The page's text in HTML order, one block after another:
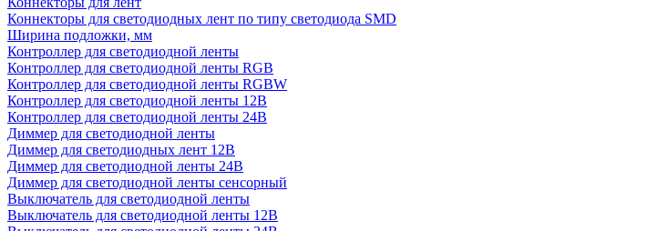
Коннекторы для светодиодных лент по типу светодиода SMD
Ширина подложки, мм
Контроллер для светодиодной ленты
Контроллер для светодиодной ленты RGB
Контроллер для светодиодной ленты RGBW
Контроллер для светодиодной ленты 12В
Контроллер для светодиодной ленты 24В
Диммер для светодиодной ленты
Диммер для светодиодных лент 12В
Диммер для светодиодной ленты 24В
Диммер для светодиодной ленты сенсорный
Выключатель для светодиодной ленты
Выключатель для светодиодной ленты 12В